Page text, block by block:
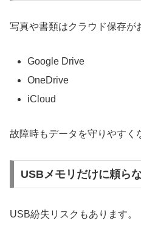
写真や書類はクラウド保存が
Google Drive
OneDrive
iCloud
故障時もデータを守りやすく
USBメモリだけに頼ら
USB紛失リスクもあります。